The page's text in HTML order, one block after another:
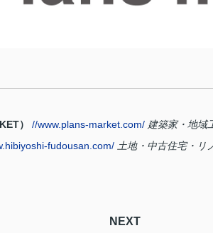
）
//www.plans-market.com/ 建築家・地域
fudousan.com/ 土地・中古住宅・リ
NEXT